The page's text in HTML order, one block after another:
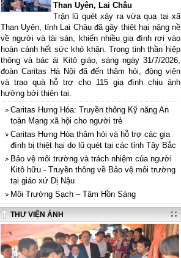
Than Uyên, Lai Châu
Trận lũ quét xảy ra vừa qua tại xã
Than Uyên, tỉnh Lai Châu đã gây thiệt hại nặng nề
về người và tài sản, khiến nhiều gia đình rơi vào
hoàn cảnh hết sức khó khăn. Trong tinh thần hiệp
thông và bác ái Kitô giáo, sáng ngày 31/7/2026,
đoàn Caritas Hà Nội đã đến thăm hỏi, động viên
và trao quà hỗ trợ cho 115 gia đình chịu ảnh
hưởng bởi thiên tai.
Caritas Hưng Hóa: Truyền thông Kỹ năng An
toàn Mạng xã hội cho người trẻ
Caritas Hưng Hóa thăm hỏi và hỗ trợ các gia
đình bị thiệt hại do lũ quét tại các tỉnh Tây Bắc
Bảo vệ môi trường và trách nhiệm của người
Kitô hữu - Truyền thông về Bảo vệ môi trường
tại giáo xứ Dị Nậu
Môi Trường Sạch – Tâm Hồn Sáng
THƯ VIỆN ẢNH